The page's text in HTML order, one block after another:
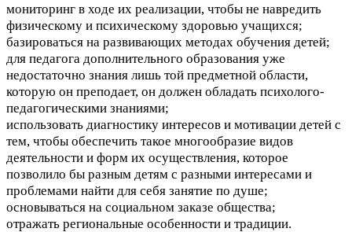
мониторинг в ходе их реализации, чтобы не навредить
физическому и психическому здоровью учащихся;
базироваться на развивающих методах обучения детей;
для педагога дополнительного образования уже
недостаточно знания лишь той предметной области,
которую он преподает, он должен обладать психолого-
педагогическими знаниями;
использовать диагностику интересов и мотивации детей с
тем, чтобы обеспечить такое многообразие видов
деятельности и форм их осуществления, которое
позволило бы разным детям с разными интересами и
проблемами найти для себя занятие по душе;
основываться на социальном заказе общества;
отражать региональные особенности и традиции.